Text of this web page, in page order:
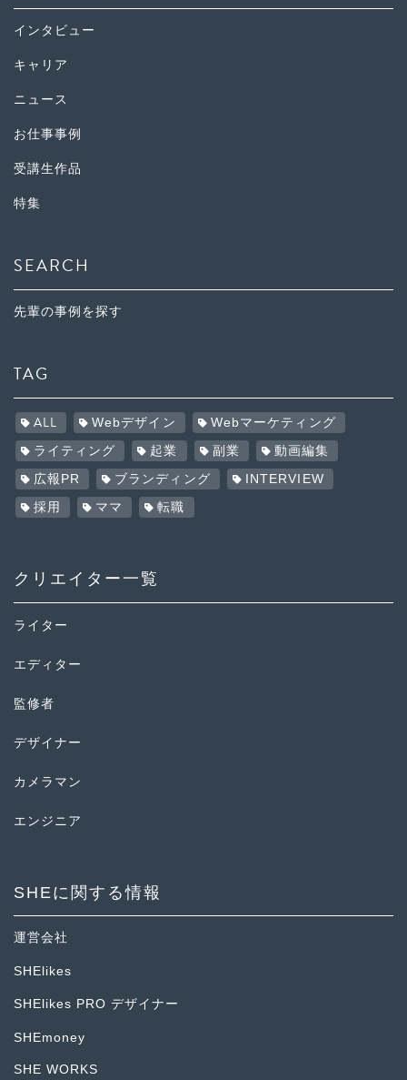
インタビュー
キャリア
ニュース
お仕事事例
受講生作品
特集
SEARCH
先輩の事例を探す
TAG
ALL Webデザイン Webマーケティング
ライティング 起業 副業 動画編集
広報PR ブランディング INTERVIEW
採用 ママ 転職
クリエイター一覧
ライター
エディター
監修者
デザイナー
カメラマン
エンジニア
SHEに関する情報
運営会社
SHElikes
SHElikes PRO デザイナー
SHEmoney
SHE WORKS